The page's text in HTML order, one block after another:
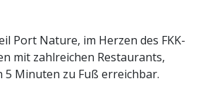
Port Nature, im Herzen des FKK-
mit zahlreichen Restaurants,
5 Minuten zu Fuß erreichbar.